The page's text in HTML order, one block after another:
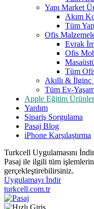
Yapı Market
Akım
Tüm
Ofis
Evrak
Ofis
Tüm
Akıllı & İlginç
Tüm Ev-
Apple Eğitim
Yardım
Sipariş Sorgulama
Pasaj Blog
iPhone Karşılaştırma
Turkcell Uygulamasını İndir
Pasaj ile ilgili tüm
gerçekleştirebilirsiniz.
Uygulamayı İndir
turkcell.com.tr